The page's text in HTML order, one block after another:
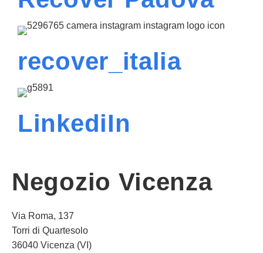
recover_italia
LinkediIn
Negozio Vicenza
Via Roma, 137
Torri di Quartesolo
36040 Vicenza (VI)